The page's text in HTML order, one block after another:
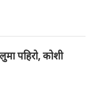
पहिरो, कोशी